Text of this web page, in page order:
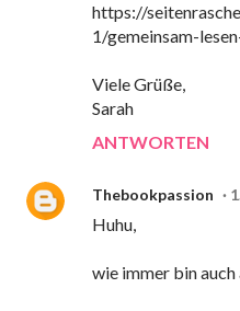
https://
1/gemeinsam-
Viele Grüße,
Sarah
ANTWORTEN
Thebookpassion
Huhu,
wie immer bin